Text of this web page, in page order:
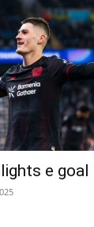
e goal